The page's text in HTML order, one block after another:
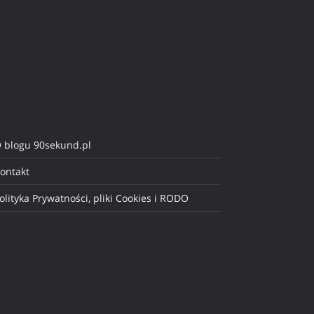
blogu 90sekund.pl
Prywatności, pliki Cookies i RODO